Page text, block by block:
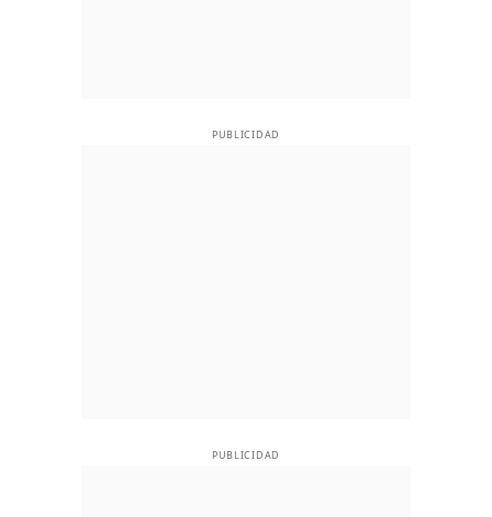
PUBLICIDAD
PUBLICIDAD